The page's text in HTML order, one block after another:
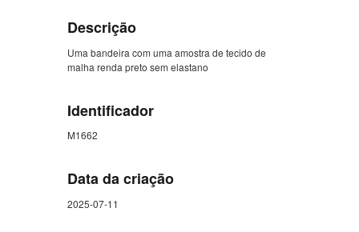
Descrição
Uma bandeira com uma amostra de tecido de
malha renda preto sem elastano
Identificador
M1662
Data da criação
2025-07-11